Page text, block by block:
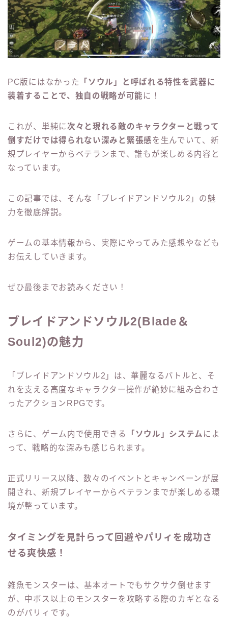
PC版にはなかった
「ソウル」と呼ばれる特性を武器に
装着することで、独自の戦略が可能 に！
これが、単純に次々と現れる敵のキャラクターと戦って
倒すだけでは得られない深みと緊張感を生んでいて、新
規プレイヤーからベテランまで、誰もが楽しめる内容と
なっています。
この記事では、そんな「ブレイドアンドソウル2」の魅
力を徹底解説。
ゲームの基本情報から、実際にやってみた感想やなども
お伝えしていきます。
ぜひ最後までお読みください！
ブレイドアンドソウル2(Blade＆
Soul2)の魅力
「ブレイドアンドソウル2」は、華麗なるバトルと、そ
れを支える高度なキャラクター操作が絶妙に組み合わさ
ったアクションRPGです。
さらに、ゲーム内で使用できる 「ソウル」システム によ
って、戦略的な深みも感じられます。
正式リリース以降、数々のイベントとキャンペーンが展
開され、新規プレイヤーからベテランまでが楽しめる環
境が整っています。
タイミングを見計らって回避やパリィを成功さ
せる爽快感！
雑魚モンスターは、基本オートでもサクサク倒せます
が、中ボス以上のモンスターを攻略する際のカギとなる
のがパリィです。